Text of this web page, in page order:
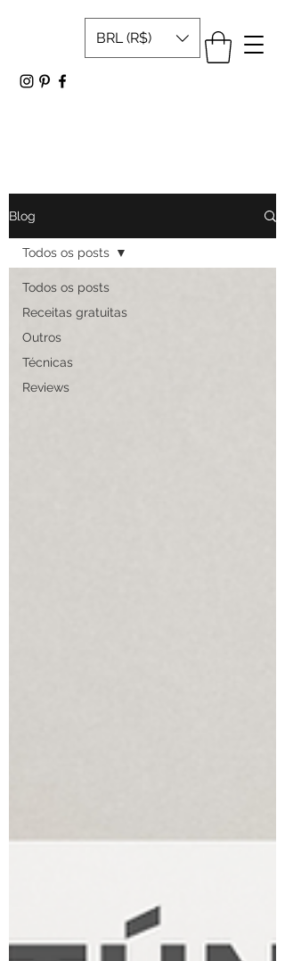
BRL (R$)
Blog
Todos os posts
Receitas gratuitas
Outros
Técnicas
Reviews
Todos os posts